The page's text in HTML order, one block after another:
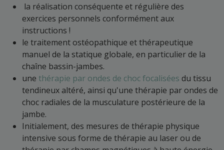
la réalisation conséquente et régulière des
exercices personnels conformément aux
instructions !
le traitement ostéopathique et thérapeutique
manuel de la statique globale, en particulier de la
chaîne bassin-jambes.
une thérapie par ondes de choc focalisées du tissu
tendineux altéré, ainsi qu'une thérapie par ondes de
choc radiales de la musculature postérieure de la
jambe.
Initialement, des mesures de thérapie physique
intensive sous forme de thérapie au laser ou de